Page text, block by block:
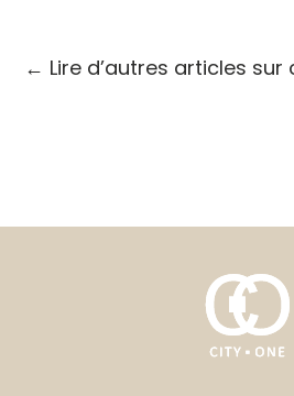
← Lire d’autres articles sur